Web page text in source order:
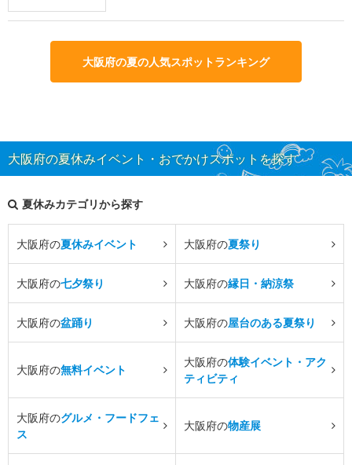
大阪府の夏の人気スポットランキング
大阪府の夏休みイベント・おでかけスポットを探す
夏休みカテゴリから探す
大阪府の夏休みイベント 大阪府の夏祭り
大阪府の七夕祭り 大阪府の縁日・納涼祭
大阪府の盆踊り 大阪府の屋台のある夏祭り
大阪府の無料イベント
大阪府の体験イベント・アク
ティビティ
大阪府のグルメ・フードフェ
ス
大阪府の物産展